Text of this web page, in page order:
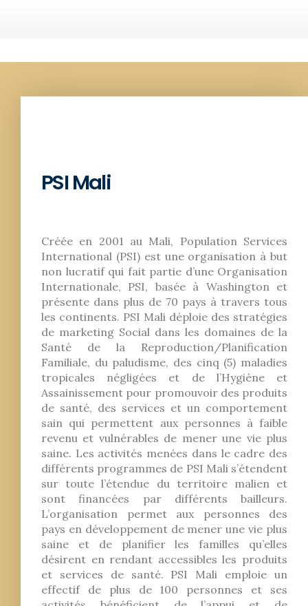
PSI Mali
Créée en 2001 au Mali, Population Services
International (PSI) est une organisation à but
non lucratif qui fait partie d’une Organisation
Internationale, PSI, basée à Washington et
présente dans plus de 70 pays à travers tous
les continents. PSI Mali déploie des stratégies
de marketing Social dans les domaines de la
Santé de la Reproduction/Planification
Familiale, du paludisme, des cinq (5) maladies
tropicales négligées et de l’Hygiène et
Assainissement pour promouvoir des produits
de santé, des services et un comportement
sain qui permettent aux personnes à faible
revenu et vulnérables de mener une vie plus
saine. Les activités menées dans le cadre des
différents programmes de PSI Mali s’étendent
sur toute l’étendue du territoire malien et
sont financées par différents bailleurs.
L’organisation permet aux personnes des
pays en développement de mener une vie plus
saine et de planifier les familles qu’elles
désirent en rendant accessibles les produits
et services de santé. PSI Mali emploie un
effectif de plus de 100 personnes et ses